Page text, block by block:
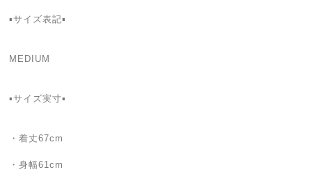
▪️サイズ表記▪️
MEDIUM
▪️サイズ実寸▪️
・着丈67cm
・身幅61cm